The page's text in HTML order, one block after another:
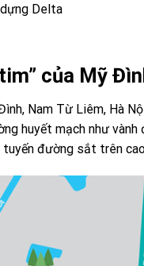
Delta
của Mỹ
Nam Từ Liêm, Hà
huyết mạch như
đường sắt trên